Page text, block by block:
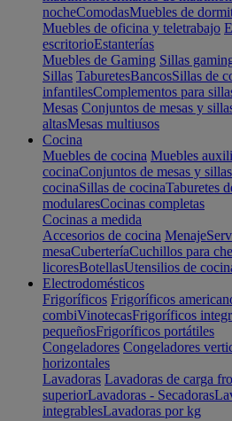
nocheComodasMuebles de
Muebles de oficina y teletrabajo
escritorioEstanterías
Muebles de Gaming Sillas
Sillas TaburetesBancosSillas de
infantilesComplementos para
Mesas Conjuntos de mesas y
altasMesas multiusos
Cocina
Muebles de cocina Muebles
cocinaConjuntos de mesas y
cocinaSillas de cocinaTaburetes
modularesCocinas completas
Cocinas a medida
Accesorios de cocina Menaje
mesaCuberteríaCuchillos para
licoresBotellasUtensilios de
Electrodomésticos
Frigoríficos Frigoríficos
combiVinotecasFrigoríficos
pequeñosFrigoríficos portátiles
Congeladores Congeladores
horizontales
Lavadoras Lavadoras de carga
superiorLavadoras - Secadoras
integrablesLavadoras por kg